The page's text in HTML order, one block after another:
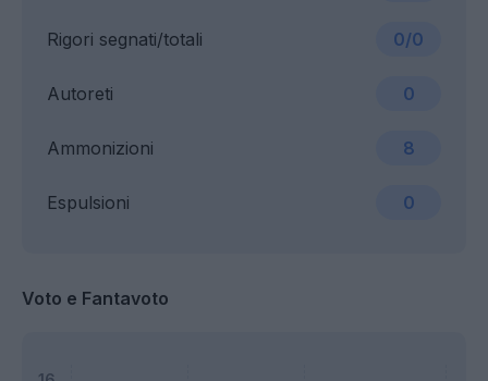
Ammonizioni 8
Rigori segnati/totali 0/0
Espulsioni 0
Autoreti 0
Voto e Fantavoto